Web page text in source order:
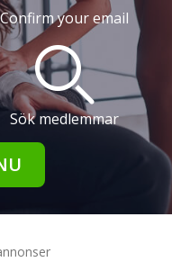
Confirm your email
Sök medlemmar